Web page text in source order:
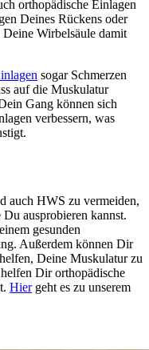
orthopädische Einlagen
Deines Rückens oder
Wirbelsäule damit
sogar Schmerzen
auf die Muskulatur
Gang können sich
verbessern, was
auch HWS zu vermeiden,
ausprobieren kannst.
gesunden
Außerdem können Dir
Deine Muskulatur zu
Dir orthopädische
Hiergeht es zu unserem